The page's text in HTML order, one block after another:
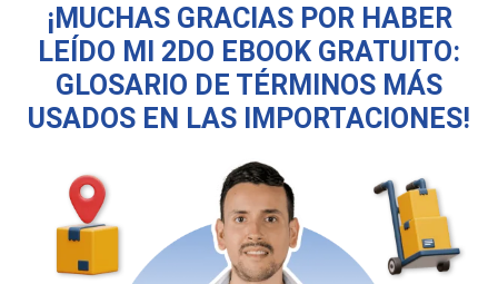
¡MUCHAS GRACIAS POR HABER
LEÍDO MI 2DO EBOOK GRATUITO:
GLOSARIO DE TÉRMINOS MÁS
USADOS EN LAS IMPORTACIONES!